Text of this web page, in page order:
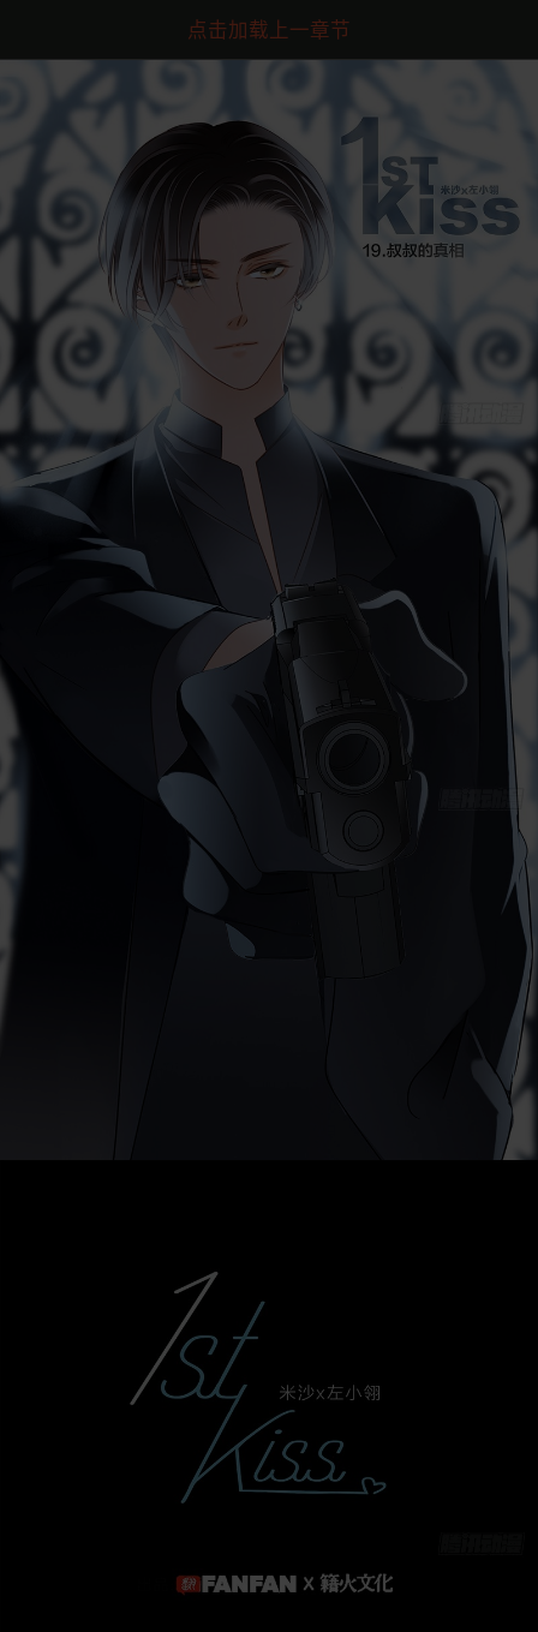
点击加载上一章节